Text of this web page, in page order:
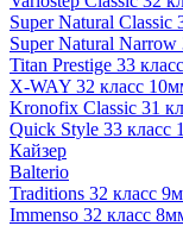
Super Natural Classic
Super Natural Narrow
Titan Prestige 33
X-WAY 32 класс
Kronofix Classic 31
Quick Style 33 класс
Кайзер
Balterio
Traditions 32 класс
Immenso 32 класс